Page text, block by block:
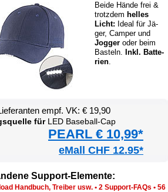
Bei­de Hän­de frei &
trotz­dem hel­les
Licht: Ide­al für Jä­
ger, Cam­per und
Jog­ger oder beim
Bas­teln. Inkl. Bat­te­
ri­en.
empf. VK: € 19,90
fürLED Base­ball-Cap
PEARL € 10,99*
eMall CHF 12.95*
Sup­port-Ele­men­te:
Hand­buch, Trei­ber usw. • 2 Sup­port-FAQs • 56